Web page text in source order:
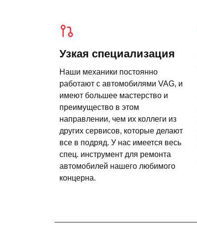
Узкая специализация
Наши механики постоянно
работают с автомобилями VAG, и
имеют большее мастерство и
преимущество в этом
направлении, чем их коллеги из
других сервисов, которые делают
все в подряд. У нас имеется весь
спец. инструмент для ремонта
автомобилей нашего любимого
концерна.